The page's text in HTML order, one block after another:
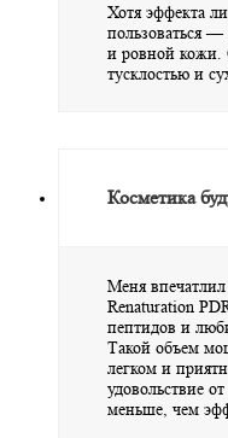
Хотя эффекта
пользоваться
и ровной кожи.
тусклостью и
Косметика
Меня впечатлил
Renaturation
пептидов и
Такой объем
легком и
удовольствие
меньше, чем